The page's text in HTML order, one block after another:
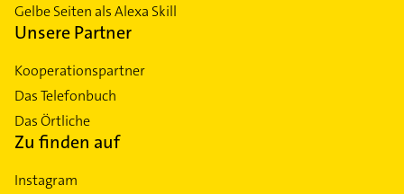
Gelbe Seiten als Alexa Skill
Unsere Partner
Kooperationspartner
Das Telefonbuch
Das Örtliche
Zu finden auf
Instagram